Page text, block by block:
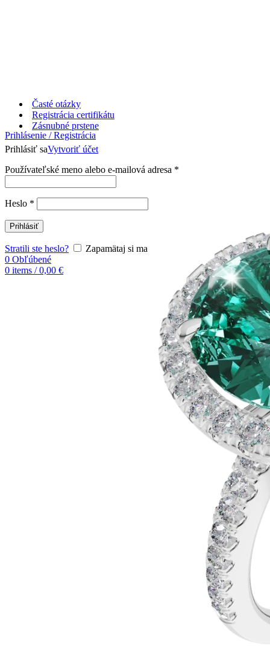
Časté otázky
Registrácia certifikátu
Prihlásenie / Registrácia
Prihlásiť saVytvoriť účet
Používateľské meno alebo e-mailová adresa *
Heslo *
Prihlásiť
Stratili ste heslo?
Zapamätaj si ma
0 Obľúbené
0 items / 0,00 €
Zásnubné prstene